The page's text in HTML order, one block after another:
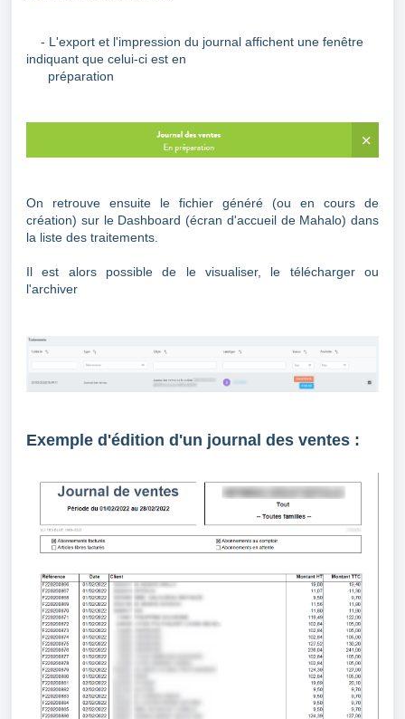
- L'export et l'impression du journal affichent une fenêtre
indiquant que celui-ci est en
préparation
On retrouve ensuite le fichier généré (ou en cours de
création) sur le Dashboard (écran d'accueil de Mahalo) dans
la liste des traitements.
Il est alors possible de le visualiser, le télécharger ou
l'archiver
Exemple d'édition d'un journal des ventes :